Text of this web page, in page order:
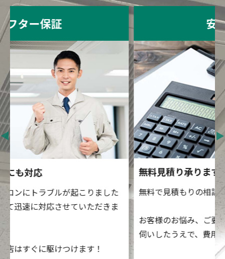
安心の価格
無料見積り承ります
無料で見積もりの相談を承っております！
お客様のお悩み、ご要望、設置場所の状況などをお
伺いしたうえで、費用をご提示いたします。